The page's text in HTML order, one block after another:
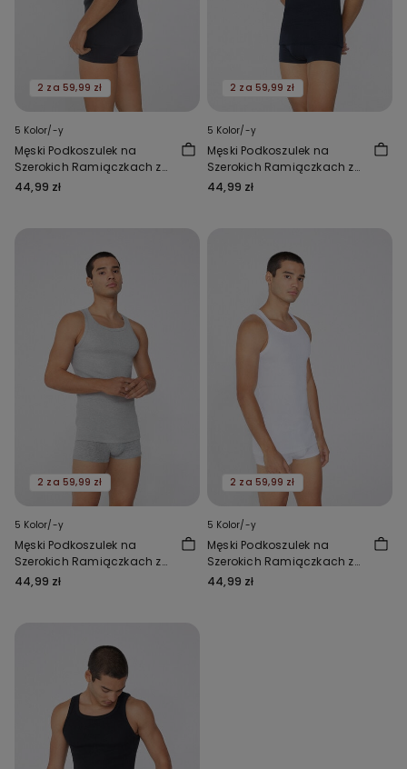
2 za 59,99 zł
5 Kolor/-y
Męski Podkoszulek na
Szerokich Ramiączkach z
Prążkowanej Bawełny
44,99 zł
2 za 59,99 zł
5 Kolor/-y
Męski Podkoszulek na
Szerokich Ramiączkach z
Prążkowanej Bawełny
44,99 zł
2 za 59,99 zł
5 Kolor/-y
Męski Podkoszulek na
Szerokich Ramiączkach z
Prążkowanej Bawełny
44,99 zł
2 za 59,99 zł
5 Kolor/-y
Męski Podkoszulek na
Szerokich Ramiączkach z
Prążkowanej Bawełny
44,99 zł